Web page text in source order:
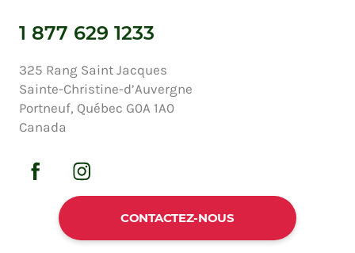
CONTACTEZ-NOUS
1 877 629 1233
325 Rang Saint Jacques
Sainte-Christine-d’Auvergne
Portneuf, Québec G0A 1A0
Canada
Politique de protection de la vie privée
Tous droits réservés © Copyright Au Chalet en Bois Rond 2026
Développé et hébergé par Popmédias